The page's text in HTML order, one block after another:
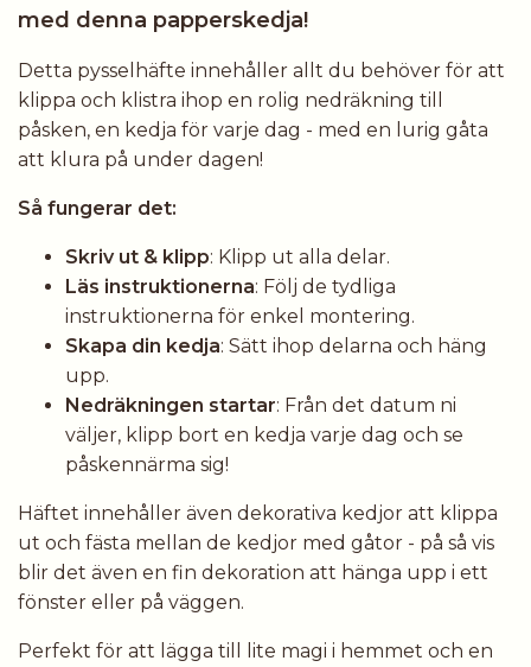
med denna papperskedja!
Detta pysselhäfte innehåller allt du behöver för att
klippa och klistra ihop en rolig nedräkning till
påsken, en kedja för varje dag - med en lurig gåta
att klura på under dagen!
Så fungerar det:
Skriv ut & klipp: Klipp ut alla delar.
Läs instruktionerna: Följ de tydliga
instruktionerna för enkel montering.
Skapa din kedja: Sätt ihop delarna och häng
upp.
Nedräkningen startar: Från det datum ni
väljer, klipp bort en kedja varje dag och se
påskennärma sig!
Häftet innehåller även dekorativa kedjor att klippa
ut och fästa mellan de kedjor med gåtor - på så vis
blir det även en fin dekoration att hänga upp i ett
fönster eller på väggen.
Perfekt för att lägga till lite magi i hemmet och en